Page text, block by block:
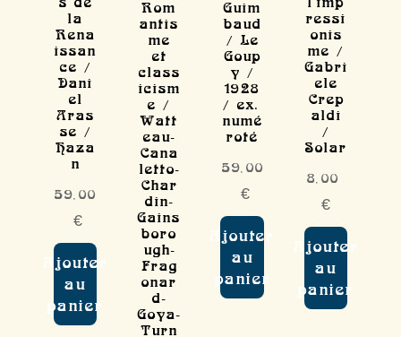
la
Rena
issan
ce /
Dani
el
Aras
se /
Haza
n
59,00
€
Ajouter
au
panier
Rom
antis
me
et
class
icism
e /
Watt
eau-
Cana
letto-
Char
din-
Gains
boro
ugh-
Frag
onar
d-
Goya-
Turn
Guim
baud
/ Le
Goup
y /
1928
/ ex.
numé
roté
59,00
€
Ajouter
au
panier
ressi
onis
me /
Gabri
ele
Crep
aldi
/
Solar
8,00
€
Ajouter
au
panier